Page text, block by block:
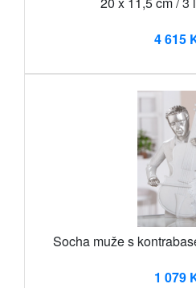
4 615
Socha muže s
1 079